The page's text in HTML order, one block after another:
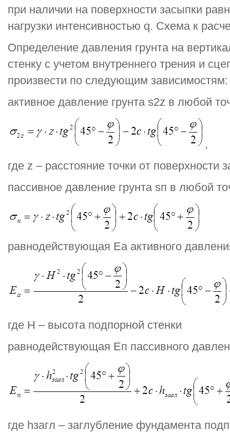
при наличии на поверхности засыпки
нагрузки интенсивностью q. Схема к
Определение давления грунта на
стенку с учетом внутреннего трения и
произвести по следующим зависимостям:
активное давление грунта s2z в любой
,
где z – расстояние точки от поверхности
пассивное давление грунта sп в любой
равнодействующая Еа активного
где Н – высота подпорной стенки
равнодействующая Еп пассивного
где hзагл – заглубление фундамента